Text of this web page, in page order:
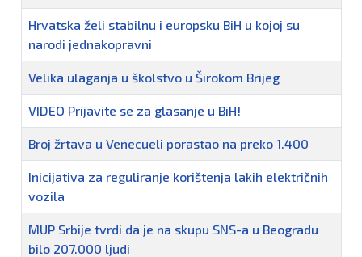
Hrvatska želi stabilnu i europsku BiH u kojoj su
narodi jednakopravni
Velika ulaganja u školstvo u Širokom Brijeg
VIDEO Prijavite se za glasanje u BiH!
Broj žrtava u Venecueli porastao na preko 1.400
Inicijativa za reguliranje korištenja lakih električnih
vozila
MUP Srbije tvrdi da je na skupu SNS-a u Beogradu
bilo 207.000 ljudi